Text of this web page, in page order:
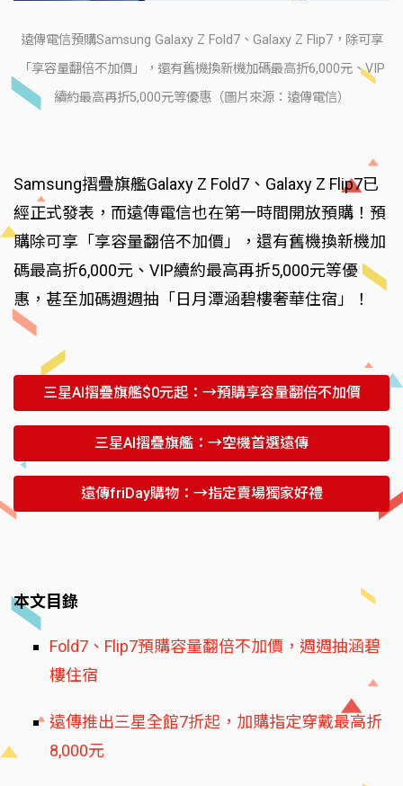
遠傳電信預購Samsung Galaxy Z Fold7、Galaxy Z Flip7，除可享
「享容量翻倍不加價」，還有舊機換新機加碼最高折6,000元、VIP
續約最高再折5,000元等優惠（圖片來源：遠傳電信）
Samsung摺疊旗艦Galaxy Z Fold7、Galaxy Z Flip7已
經正式發表，而遠傳電信也在第一時間開放預購！預
購除可享「享容量翻倍不加價」，還有舊機換新機加
碼最高折6,000元、VIP續約最高再折5,000元等優
惠，甚至加碼週週抽「日月潭涵碧樓奢華住宿」！
三星AI摺疊旗艦$0元起：→預購享容量翻倍不加價
三星AI摺疊旗艦：→空機首選遠傳
遠傳friDay購物：→指定賣場獨家好禮
本文目錄
Fold7、Flip7預購容量翻倍不加價，週週抽涵碧
樓住宿
遠傳推出三星全館7折起，加購指定穿戴最高折
8,000元